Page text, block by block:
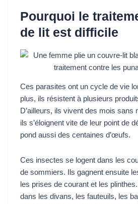
Pourquoi le
de lit est difficile
Ces parasites ont un cycle de vie
plus, ils résistent à plusieurs
D’ailleurs, ils vivent des mois sans
ils s’éloignent vite de leur point de
pond aussi des centaines d’œufs.
Ces insectes se logent dans les
de sommiers. Ils gagnent ensuite
les prises de courant et les
dans les divans, les fauteuils, les